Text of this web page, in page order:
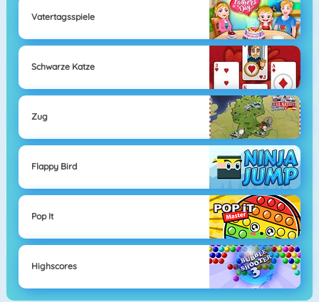
Vatertagsspiele
Schwarze Katze
Zug
Flappy Bird
Pop It
Highscores